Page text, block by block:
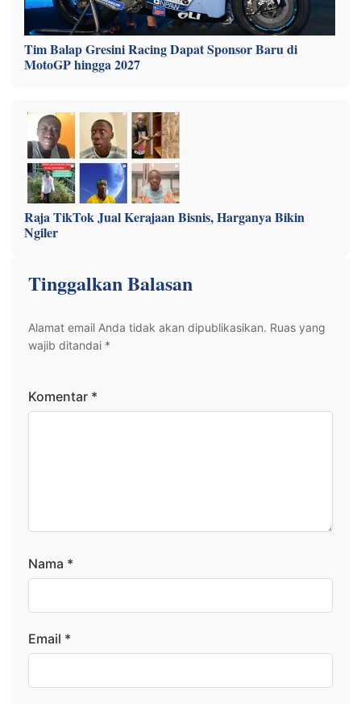
Tim Balap Gresini Racing Dapat Sponsor Baru di
MotoGP hingga 2027
Raja TikTok Jual Kerajaan Bisnis, Harganya Bikin
Ngiler
Tinggalkan Balasan
Alamat email Anda tidak akan dipublikasikan. Ruas yang
wajib ditandai *
Komentar *
Nama *
Email *